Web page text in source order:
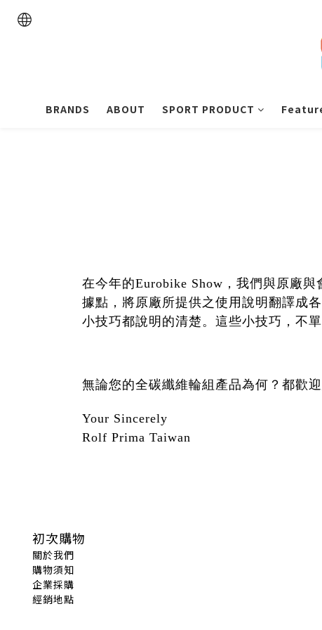
BRANDS ABOUT SPORT PRODUCT
在今年的Eurobike Show，我們與原廠
據點，將原廠所提供之使用說明翻譯成
小技巧都說明的清楚。這些小技巧，不
無論您的全碳纖維輪組產品為何？都歡
Your Sincerely
Rolf Prima Taiwan
初次購物
關於我們
購物須知
企業採購
經銷地點